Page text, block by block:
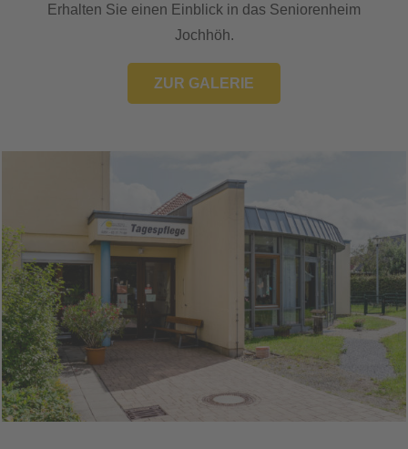
Erhalten Sie einen Einblick in das Seniorenheim
Jochhöh.
ZUR GALERIE